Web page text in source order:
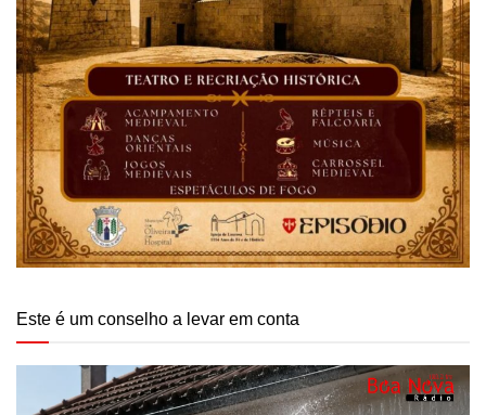
Este é um conselho a levar em conta